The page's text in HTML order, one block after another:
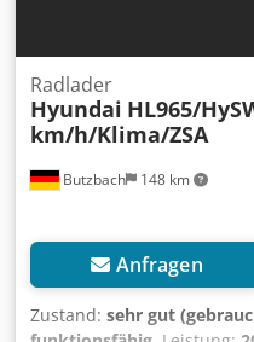
Butzbach 148 km
Radlader
Hyundai HL965/
km/h/Klima/ZSA
Anfragen
Zustand: sehr gut